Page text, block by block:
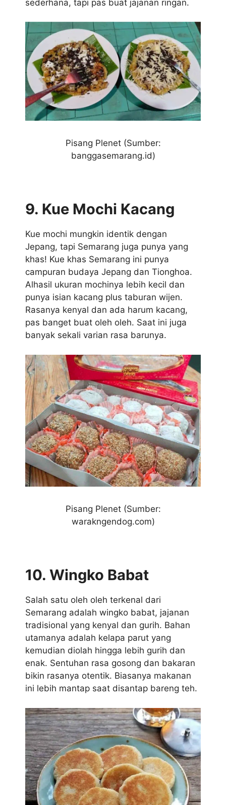
sederhana, tapi pas buat jajanan ringan.
Pisang Plenet (Sumber:
banggasemarang.id)
9. Kue Mochi Kacang
Kue mochi mungkin identik dengan
Jepang, tapi Semarang juga punya yang
khas! Kue khas Semarang ini punya
campuran budaya Jepang dan Tionghoa.
Alhasil ukuran mochinya lebih kecil dan
punya isian kacang plus taburan wijen.
Rasanya kenyal dan ada harum kacang,
pas banget buat oleh oleh. Saat ini juga
banyak sekali varian rasa barunya.
Pisang Plenet (Sumber:
warakngendog.com)
10. Wingko Babat
Salah satu oleh oleh terkenal dari
Semarang adalah wingko babat, jajanan
tradisional yang kenyal dan gurih. Bahan
utamanya adalah kelapa parut yang
kemudian diolah hingga lebih gurih dan
enak. Sentuhan rasa gosong dan bakaran
bikin rasanya otentik. Biasanya makanan
ini lebih mantap saat disantap bareng teh.